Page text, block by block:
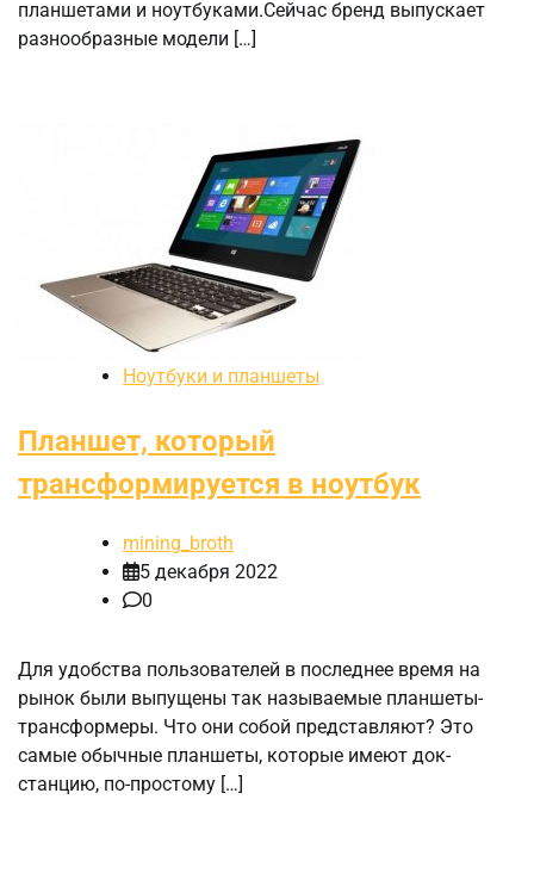
планшетами и ноутбуками.Сейчас бренд выпускает
разнообразные модели […]
Ноутбуки и планшеты
Планшет, который
трансформируется в ноутбук
mining_broth
5 декабря 2022
0
Для удобства пользователей в последнее время на
рынок были выпущены так называемые планшеты-
трансформеры. Что они собой представляют? Это
самые обычные планшеты, которые имеют док-
станцию, по-простому […]